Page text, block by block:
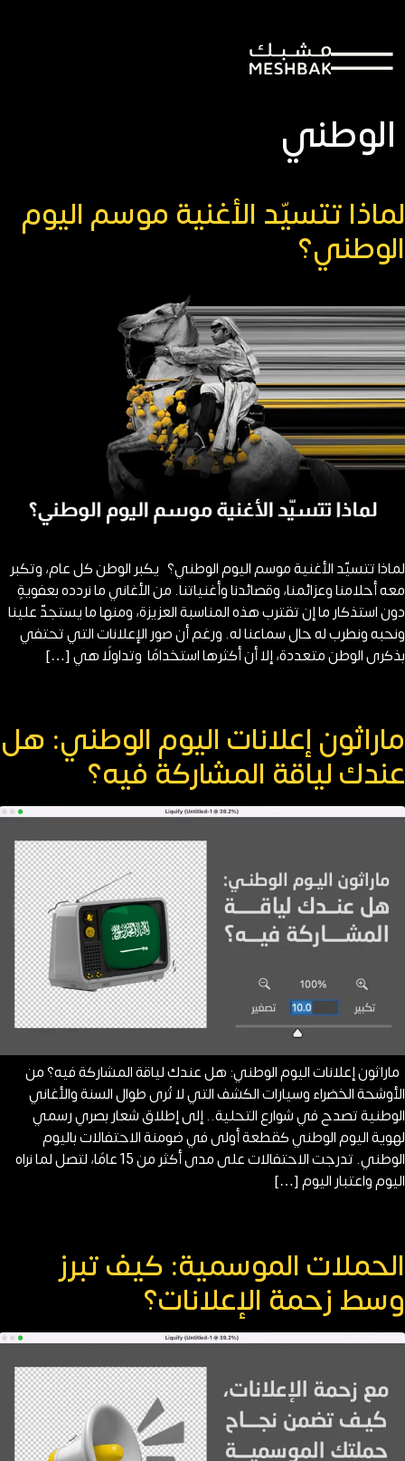
التصنيف:إعلانات اليوم
الوطني
لماذا تتسيّد الأغنية موسم اليوم
الوطني؟
لماذا تتسيّد الأغنية موسم اليوم الوطني؟ يكبر الوطن كل عام، وتكبر
معه أحلامنا وعزائمنا، وقصائدنا وأغنياتنا. من الأغاني ما نردده بعفويةٍ
دون استذكار ما إن تقترب هذه المناسبة العزيزة، ومنها ما يستجدّ علينا
ونحبه ونطرب له حال سماعنا له. ورغم أن صور الإعلانات التي تحتفي
بذكرى الوطن متعددة، إلا أن أكثرها استخدامًا وتداولًا هي […]
ماراثون إعلانات اليوم الوطني: هل
عندك لياقة المشاركة فيه؟
ماراثون إعلانات اليوم الوطني: هل عندك لياقة المشاركة فيه؟ من
الأوشحة الخضراء وسيارات الكشف التي لا تُرى طوال السنة والأغاني
الوطنية تصدح في شوارع التحلية.. إلى إطلاق شعار بصري رسمي
لهوية اليوم الوطني كقطعة أولى في ضومنة الاحتفالات باليوم
الوطني. تدرجت الاحتفالات على مدى أكثر من 15 عامًا، لتصل لما نراه
اليوم واعتبار اليوم […]
الحملات الموسمية: كيف تبرز
وسط زحمة الإعلانات؟